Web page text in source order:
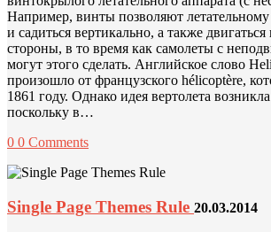
Например, винты позволяют летательному
и садиться вертикально, а также
стороны, в то время как самолеты с
могут этого сделать. Английское слово
произошло от французского hélicoptère,
1861 году. Однако идея вертолета
поскольку в…
0 0 Comments
Single Page Themes Rule 20.03.2014